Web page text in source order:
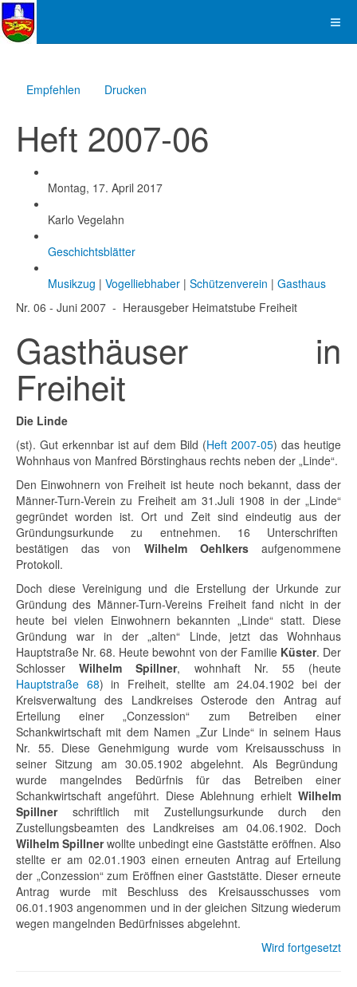
Empfehlen Drucken
Heft 2007-06
Montag, 17. April 2017
Karlo Vegelahn
Geschichtsblätter
Musikzug | Vogelliebhaber | Schützenverein | Gasthaus
Nr. 06 - Juni 2007 - Herausgeber Heimatstube Freiheit
Gasthäuser in
Freiheit
Die Linde
(st). Gut erkennbar ist auf dem Bild (Heft 2007-05) das heutige
Wohnhaus von Manfred Börstinghaus rechts neben der „Linde“.
Den Einwohnern von Freiheit ist heute noch bekannt, dass der
Männer-Turn-Verein zu Freiheit am 31.Juli 1908 in der „Linde“
gegründet worden ist. Ort und Zeit sind eindeutig aus der
Gründungsurkunde zu entnehmen. 16 Unterschriften
bestätigen das von Wilhelm Oehlkersaufgenommene
Protokoll.
Doch diese Vereinigung und die Erstellung der Urkunde zur
Gründung des Männer-Turn-Vereins Freiheit fand nicht in der
heute bei vielen Einwohnern bekannten „Linde“ statt. Diese
Gründung war in der „alten“ Linde, jetzt das Wohnhaus
Hauptstraße Nr. 68. Heute bewohnt von der Familie Küster. Der
SchlosserWilhelm Spillner, wohnhaft Nr. 55 (heute
Hauptstraße 68) in Freiheit, stellte am 24.04.1902 bei der
Kreisverwaltung des Landkreises Osterode den Antrag auf
Erteilung einer „Conzession“ zum Betreiben einer
Schankwirtschaft mit dem Namen „Zur Linde“ in seinem Haus
Nr. 55. Diese Genehmigung wurde vom Kreisausschuss in
seiner Sitzung am 30.05.1902 abgelehnt. Als Begründung
wurde mangelndes Bedürfnis für das Betreiben einer
Schankwirtschaft angeführt. Diese Ablehnung erhielt Wilhelm
Spillner schriftlich mit Zustellungsurkunde durch den
Zustellungsbeamten des Landkreises am 04.06.1902. Doch
Wilhelm Spillnerwollte unbedingt eine Gaststätte eröffnen. Also
stellte er am 02.01.1903 einen erneuten Antrag auf Erteilung
der „Conzession“ zum Eröffnen einer Gaststätte. Dieser erneute
Antrag wurde mit Beschluss des Kreisausschusses vom
06.01.1903 angenommen und in der gleichen Sitzung wiederum
wegen mangelnden Bedürfnisses abgelehnt.
Wird fortgesetzt